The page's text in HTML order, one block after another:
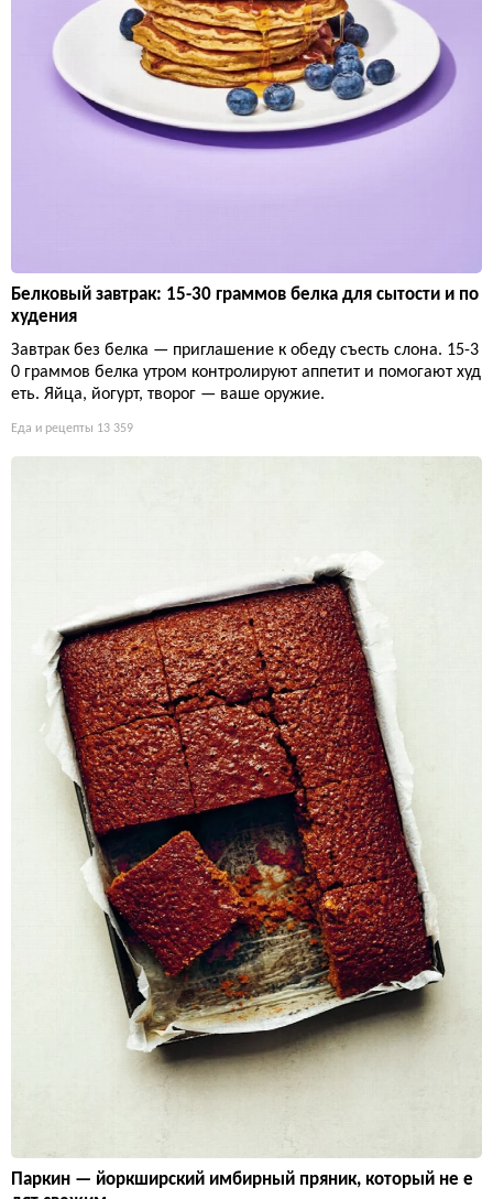
Белковый завтрак: 15-30 граммов белка для сытости и по
худения
Завтрак без белка — приглашение к обеду съесть слона. 15-3
0 граммов белка утром контролируют аппетит и помогают худ
еть. Яйца, йогурт, творог — ваше оружие.
Еда и рецепты 13 359
Паркин — йоркширский имбирный пряник, который не е